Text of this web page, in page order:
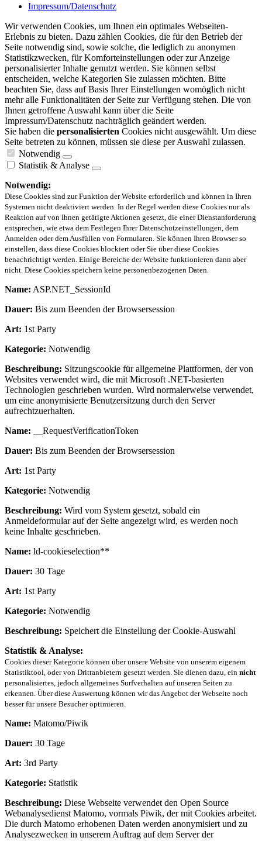
Impressum/Datenschutz
Wir verwenden Cookies, um Ihnen ein optimales Webseiten-
Erlebnis zu bieten. Dazu zählen Cookies, die für den Betrieb der
Seite notwendig sind, sowie solche, die lediglich zu anonymen
Statistikzwecken, für Komforteinstellungen oder zur Anzeige
personalisierter Inhalte genutzt werden. Sie können selbst
entscheiden, welche Kategorien Sie zulassen möchten. Bitte
beachten Sie, dass auf Basis Ihrer Einstellungen womöglich nicht
mehr alle Funktionalitäten der Seite zur Verfügung stehen. Die von
Ihnen getroffene Auswahl kann über die Seite
Impressum/Datenschutz nachträglich geändert werden.
Sie haben die personalisierten Cookies nicht ausgewählt. Um diese
Seite betreten zu können, müssen sie diese per Auswahl zulassen.
Notwendig
Statistik & Analyse
Notwendig:
Diese Cookies sind zur Funktion der Website erforderlich und können in Ihren
Systemen nicht deaktiviert werden. In der Regel werden diese Cookies nur als
Reaktion auf von Ihnen getätigte Aktionen gesetzt, die einer Dienstanforderung
entsprechen, wie etwa dem Festlegen Ihrer Datenschutzeinstellungen, dem
Anmelden oder dem Ausfüllen von Formularen. Sie können Ihren Browser so
einstellen, dass diese Cookies blockiert oder Sie über diese Cookies
benachrichtigt werden. Einige Bereiche der Website funktionieren dann aber
nicht. Diese Cookies speichern keine personenbezogenen Daten.
Name: ASP.NET_SessionId
Dauer: Bis zum Beenden der Browsersession
Art: 1st Party
Kategorie: Notwendig
Beschreibung: Sitzungscookie für allgemeine Plattformen, der von
Websites verwendet wird, die mit Microsoft .NET-basierten
Technologien geschrieben wurden. Wird normalerweise verwendet,
um eine anonymisierte Benutzersitzung durch den Server
aufrechtzuerhalten.
Name: __RequestVerificationToken
Dauer: Bis zum Beenden der Browsersession
Art: 1st Party
Kategorie: Notwendig
Beschreibung: Wird vom System gesetzt, sobald ein
Anmeldeformular auf der Seite angezeigt wird, es werden noch
keine Inhalte geschrieben.
Name: ld-cookieselection**
Dauer: 30 Tage
Art: 1st Party
Kategorie: Notwendig
Beschreibung: Speichert die Einstellung der Cookie-Auswahl
Statistik & Analyse:
Cookies dieser Kategorie können über unsere Website von unserem eigenem
Statistiktool, oder von Drittanbietern gesetzt werden. Sie dienen dazu, ein nicht
personalisiertes, jedoch allgemeines Surfverhalten auf unseren Seiten zu
erkennen. Über diese Auswertung können wir das Angebot der Webseite noch
besser für unsere Besucher optimieren.
Name: Matomo/Piwik
Dauer: 30 Tage
Art: 3rd Party
Kategorie: Statistik
Beschreibung: Diese Webseite verwendet den Open Source
Webanalysedienst Matomo, vormals Piwik, der mit Cookies arbeitet.
Die durch Matomo erhobenen Daten werden anonymisiert und zu
Analysezwecken in unserem Auftrag auf dem Server der